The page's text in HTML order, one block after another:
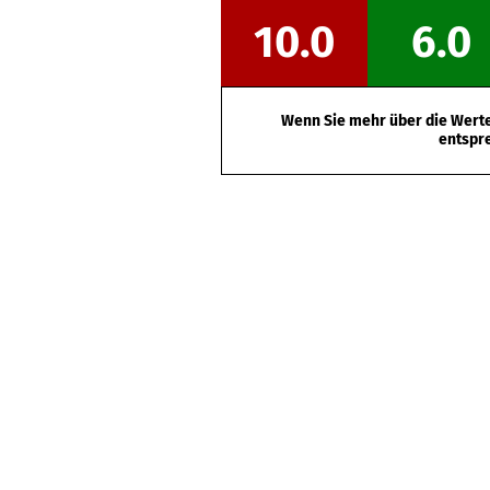
10.0 6.0
Wenn Sie mehr über die